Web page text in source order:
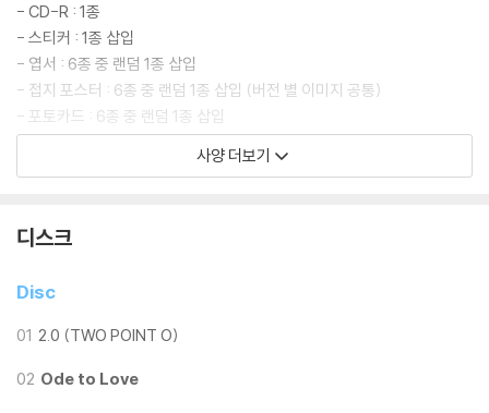
- CD-R : 1종
- 스티커 : 1종 삽입
- 엽서 : 6종 중 랜덤 1종 삽입
- 접지 포스터 : 6종 중 랜덤 1종 삽입 (버전 별 이미지 공통)
- 포토카드 : 6종 중 랜덤 1종 삽입
- 포토북 : 120p
- 스티커 : 1종 삽입
- 엽서 : 6종 중 랜덤 1종 삽입
- 포토카드 : 6종 중 랜덤 1종 삽입
사양 더보기
디스크
Disc
01 2.0 (TWO POINT O)
02 Ode to Love